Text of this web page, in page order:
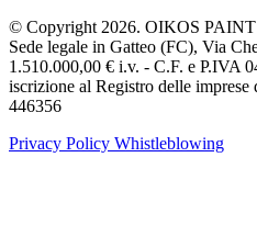
© Copyright 2026. OIKOS
Sede legale in Gatteo (FC), Via
1.510.000,00 € i.v. - C.F. e P.IVA
iscrizione al Registro delle
446356
Privacy Policy Whistleblowing